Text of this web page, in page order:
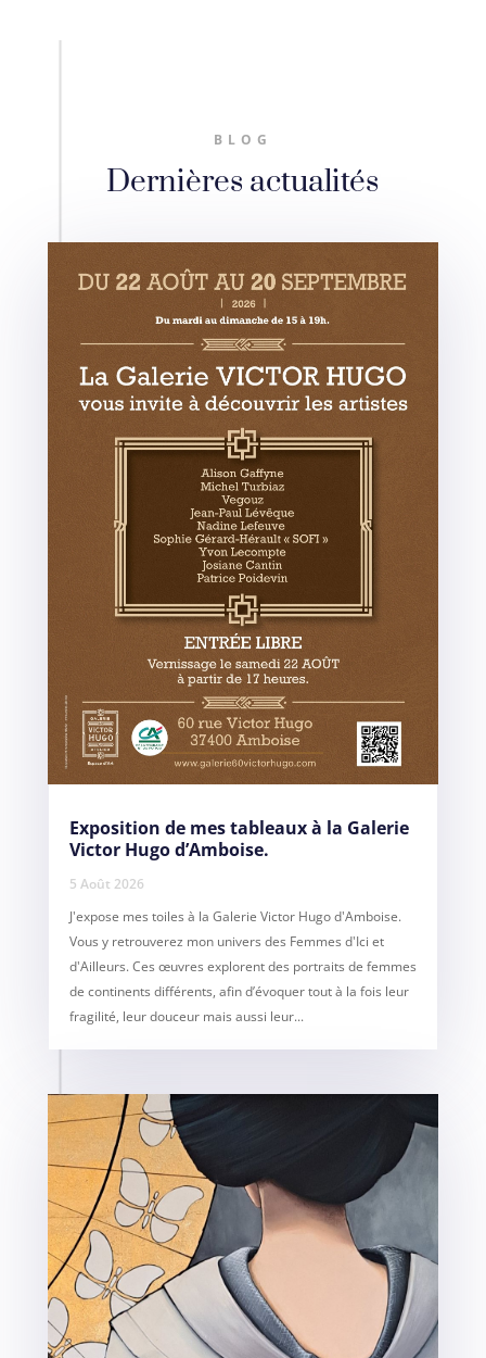
BLOG
Dernières actualités
Exposition de mes tableaux à la Galerie
Victor Hugo d’Amboise.
5 Août 2026
J'expose mes toiles à la Galerie Victor Hugo d'Amboise.
Vous y retrouverez mon univers des Femmes d'Ici et
d'Ailleurs. Ces œuvres explorent des portraits de femmes
de continents différents, afin d’évoquer tout à la fois leur
fragilité, leur douceur mais aussi leur...